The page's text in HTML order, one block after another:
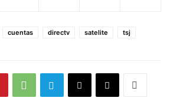
cuentas directv satelite tsj